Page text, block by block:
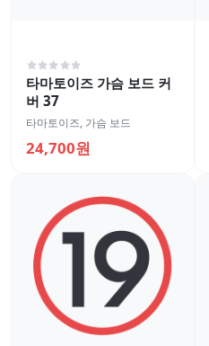
타마토이즈 가슴 보드 커
버 37
타마토이즈, 가슴 보드
24,700원